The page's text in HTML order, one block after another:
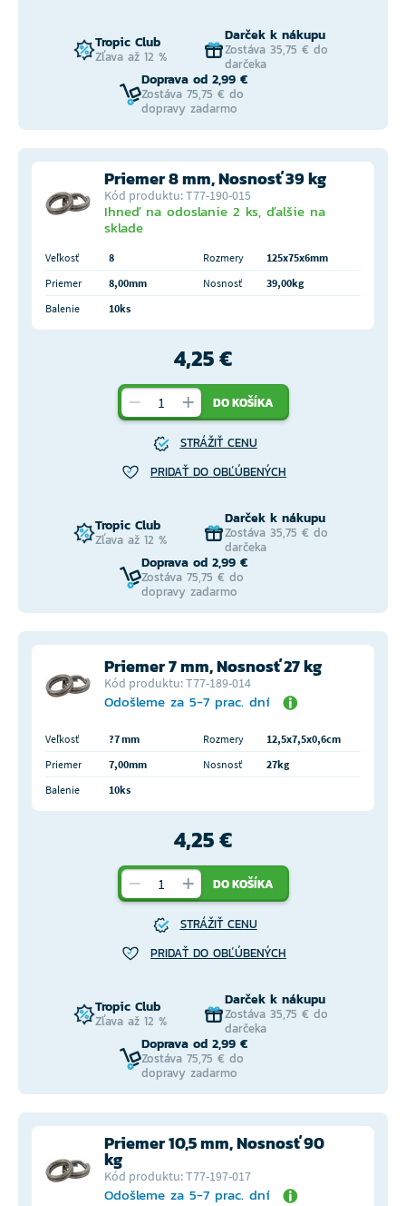
Tropic Club
Zľava až 12 %
Darček k nákupu
Zostáva 35,75 € do
darčeka
Doprava od 2,99 €
Zostáva 75,75 € do
dopravy zadarmo
Priemer 8 mm, Nosnosť 39 kg
Kód produktu: T77-190-015
Ihneď na odoslanie 2 ks, ďalšie na
sklade
Veľkosť 8 Rozmery
125x75x6mm
Priemer
8,00mm Nosnosť
39,00kg
Balenie
10ks
4,25 €
DO KOŠÍKA
STRÁŽIŤ CENU
PRIDAŤ DO OBĽÚBENÝCH
Tropic Club
Zľava až 12 %
Darček k nákupu
Zostáva 35,75 € do
darčeka
Doprava od 2,99 €
Zostáva 75,75 € do
dopravy zadarmo
Priemer 7 mm, Nosnosť 27 kg
Kód produktu: T77-189-014
Odošleme za 5-7 prac. dní
Veľkosť ?7 mm Rozmery
12,5x7,5x0,6cm
Priemer
7,00mm Nosnosť
27kg
Balenie
10ks
4,25 €
DO KOŠÍKA
STRÁŽIŤ CENU
PRIDAŤ DO OBĽÚBENÝCH
Tropic Club
Zľava až 12 %
Darček k nákupu
Zostáva 35,75 € do
darčeka
Doprava od 2,99 €
Zostáva 75,75 € do
dopravy zadarmo
Priemer 10,5 mm, Nosnosť 90
kg
Kód produktu: T77-197-017
Odošleme za 5-7 prac. dní